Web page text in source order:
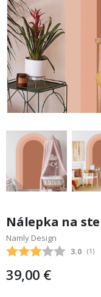
začiatok
galérie
obrázkov
Nálepka na
Namly Design
3.0 (1 )
39,00 €